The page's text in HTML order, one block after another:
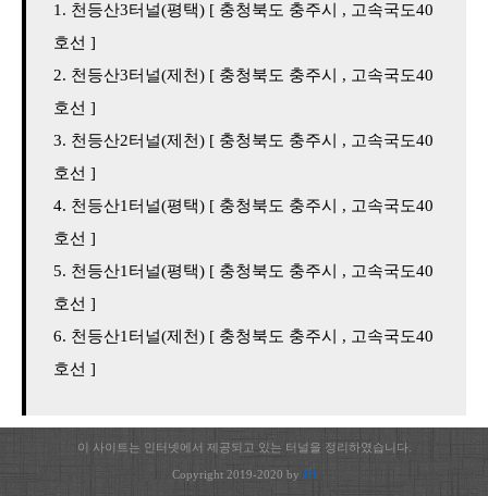
천등산3터널(평택) [ 충청북도 충주시 , 고속국도40
호선 ]
천등산3터널(제천) [ 충청북도 충주시 , 고속국도40
호선 ]
천등산2터널(제천) [ 충청북도 충주시 , 고속국도40
호선 ]
천등산1터널(평택) [ 충청북도 충주시 , 고속국도40
호선 ]
천등산1터널(평택) [ 충청북도 충주시 , 고속국도40
호선 ]
천등산1터널(제천) [ 충청북도 충주시 , 고속국도40
호선 ]
이 사이트는 인터넷에서 제공되고 있는 터널을 정리하였습니다.
Copyright 2019-2020 by JH